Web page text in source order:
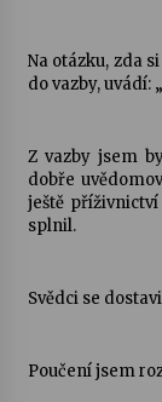
Na otázku, zda
do vazby, uvádí:
Z vazby jsem
dobře
ještě
splnil.
Svědci se
Poučení jsem